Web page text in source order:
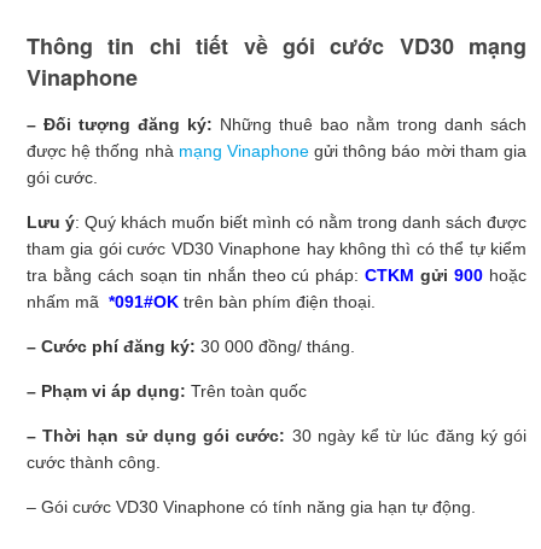
Thông tin chi tiết về gói cước VD30 mạng
Vinaphone
– Đối tượng đăng ký: Những thuê bao nằm trong danh sách
được hệ thống nhà mạng Vinaphonegửi thông báo mời tham gia
gói cước.
Lưu ý: Quý khách muốn biết mình có nằm trong danh sách được
tham gia gói cước VD30 Vinaphone hay không thì có thể tự kiểm
tra bằng cách soạn tin nhắn theo cú pháp:CTKM gửi900 hoặc
nhấm mã *091#OK trên bàn phím điện thoại.
– Cước phí đăng ký: 30 000 đồng/ tháng.
– Phạm vi áp dụng: Trên toàn quốc
– Thời hạn sử dụng gói cước: 30 ngày kể từ lúc đăng ký gói
cước thành công.
– Gói cước VD30 Vinaphone có tính năng gia hạn tự động.